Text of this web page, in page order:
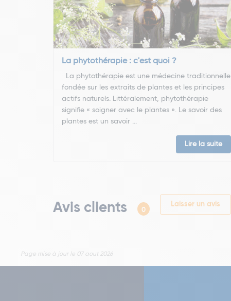
La phytothérapie : c'est quoi ?
La phytothérapie est une médecine traditionnelle
fondée sur les extraits de plantes et les principes
actifs naturels. Littéralement, phytothérapie
signifie « soigner avec le plantes ». Le savoir des
plantes est un savoir ...
Lire la suite
Avis clients 0
Laisser un avis
Page mise à jour le 07 aout 2026